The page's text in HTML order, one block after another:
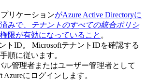
リケーションがAzure Active Directoryに
みで、
テナントのすべての統合ポリシ
権限が有効になっていること 。
トID。 MicrosoftテナントIDを確認する
順に従います。
ル管理者またはユーザー管理者として
Azureにログインします。